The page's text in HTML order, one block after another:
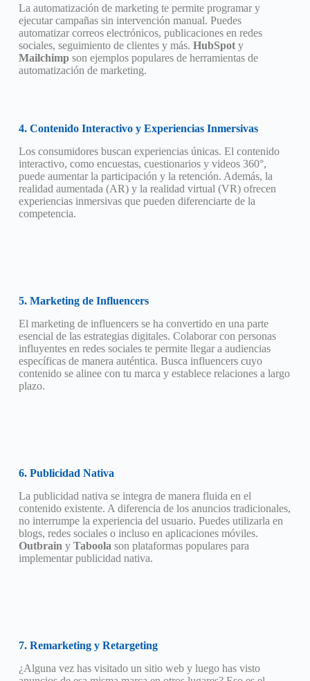
La automatización de marketing te permite programar y
ejecutar campañas sin intervención manual. Puedes
automatizar correos electrónicos, publicaciones en redes
sociales, seguimiento de clientes y más. HubSpoty
Mailchimpson ejemplos populares de herramientas de
automatización de marketing.
4. Contenido Interactivo y Experiencias Inmersivas
Los consumidores buscan experiencias únicas. El contenido
interactivo, como encuestas, cuestionarios y videos 360°,
puede aumentar la participación y la retención. Además, la
realidad aumentada (AR) y la realidad virtual (VR) ofrecen
experiencias inmersivas que pueden diferenciarte de la
competencia.
5. Marketing de Influencers
El marketing de influencers se ha convertido en una parte
esencial de las estrategias digitales. Colaborar con personas
influyentes en redes sociales te permite llegar a audiencias
específicas de manera auténtica. Busca influencers cuyo
contenido se alinee con tu marca y establece relaciones a largo
plazo.
6. Publicidad Nativa
La publicidad nativa se integra de manera fluida en el
contenido existente. A diferencia de los anuncios tradicionales,
no interrumpe la experiencia del usuario. Puedes utilizarla en
blogs, redes sociales o incluso en aplicaciones móviles.
Outbrain y Taboola son plataformas populares para
implementar publicidad nativa.
7. Remarketing y Retargeting
¿Alguna vez has visitado un sitio web y luego has visto